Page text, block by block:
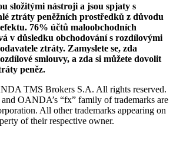
složitými nástroji a jsou spjaty s
ztráty peněžních prostředků z důvodu
76% účtů maloobchodních
v důsledku obchodování s rozdílovými
ztráty. Zamyslete se, zda
smlouvy, a zda si můžete dovolit
peněz.
TMS Brokers S.A. All rights reserved.
OANDA’s “fx” family of trademarks are
All other trademarks appearing on
of their respective owner.